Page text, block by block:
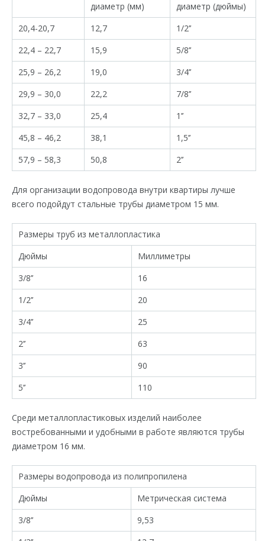
диаметр (мм)
диаметр (дюймы)
20,4-20,7
12,7
1/2’’
22,4 – 22,7
15,9
5/8’’
25,9 – 26,2
19,0
3/4’’
29,9 – 30,0
22,2
7/8’’
32,7 – 33,0
25,4
1’’
45,8 – 46,2
38,1
1,5’’
57,9 – 58,3
50,8 2’’
Для организации водопровода внутри квартиры лучше
всего подойдут стальные трубы диаметром 15 мм.
Размеры труб из металлопластика
Дюймы
Миллиметры
3/8’’
16
1/2’’
20
3/4’’
25
2’’
63
3’’
90
5’’
110
Среди металлопластиковых изделий наиболее
востребованными и удобными в работе являются трубы
диаметром 16 мм.
Размеры водопровода из полипропилена
Дюймы
Метрическая система
3/8’’
9,53